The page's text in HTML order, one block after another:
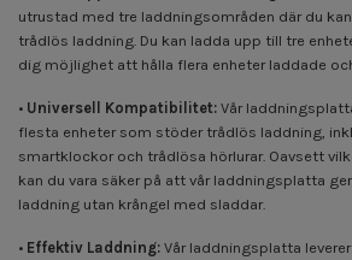
utrustad med tre laddningsområden där du
trådlös laddning. Du kan ladda upp till tre
dig möjlighet att hålla flera enheter laddade
• Universell Kompatibilitet: Vår
flesta enheter som stöder trådlös laddning,
smartklockor och trådlösa hörlurar. Oavsett
kan du vara säker på att vår laddningsplatta
laddning utan krångel med sladdar.
• Effektiv Laddning: Vår laddningsplatta